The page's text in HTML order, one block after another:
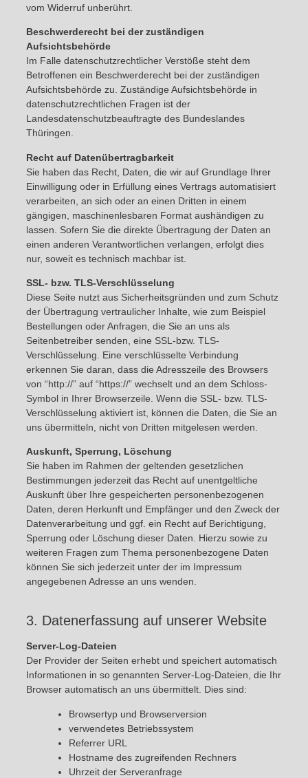
vom Widerruf unberührt.
Beschwerderecht bei der zuständigen
Aufsichtsbehörde
Im Falle datenschutzrechtlicher Verstöße steht dem
Betroffenen ein Beschwerderecht bei der zuständigen
Aufsichtsbehörde zu. Zuständige Aufsichtsbehörde in
datenschutzrechtlichen Fragen ist der
Landesdatenschutzbeauftragte des Bundeslandes
Thüringen.
Recht auf Datenübertragbarkeit
Sie haben das Recht, Daten, die wir auf Grundlage Ihrer
Einwilligung oder in Erfüllung eines Vertrags automatisiert
verarbeiten, an sich oder an einen Dritten in einem
gängigen, maschinenlesbaren Format aushändigen zu
lassen. Sofern Sie die direkte Übertragung der Daten an
einen anderen Verantwortlichen verlangen, erfolgt dies
nur, soweit es technisch machbar ist.
SSL- bzw. TLS-Verschlüsselung
Diese Seite nutzt aus Sicherheitsgründen und zum Schutz
der Übertragung vertraulicher Inhalte, wie zum Beispiel
Bestellungen oder Anfragen, die Sie an uns als
Seitenbetreiber senden, eine SSL-bzw. TLS-
Verschlüsselung. Eine verschlüsselte Verbindung
erkennen Sie daran, dass die Adresszeile des Browsers
von “http://” auf “https://” wechselt und an dem Schloss-
Symbol in Ihrer Browserzeile. Wenn die SSL- bzw. TLS-
Verschlüsselung aktiviert ist, können die Daten, die Sie an
uns übermitteln, nicht von Dritten mitgelesen werden.
Auskunft, Sperrung, Löschung
Sie haben im Rahmen der geltenden gesetzlichen
Bestimmungen jederzeit das Recht auf unentgeltliche
Auskunft über Ihre gespeicherten personenbezogenen
Daten, deren Herkunft und Empfänger und den Zweck der
Datenverarbeitung und ggf. ein Recht auf Berichtigung,
Sperrung oder Löschung dieser Daten. Hierzu sowie zu
weiteren Fragen zum Thema personenbezogene Daten
können Sie sich jederzeit unter der im Impressum
angegebenen Adresse an uns wenden.
3. Datenerfassung auf unserer Website
Server-Log-Dateien
Der Provider der Seiten erhebt und speichert automatisch
Informationen in so genannten Server-Log-Dateien, die Ihr
Browser automatisch an uns übermittelt. Dies sind:
Browsertyp und Browserversion
verwendetes Betriebssystem
Referrer URL
Hostname des zugreifenden Rechners
Uhrzeit der Serveranfrage